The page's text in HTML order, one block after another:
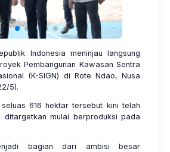
Indonesia meninjau langsung
Pembangunan Kawasan Sentra
(K-SIGN) di Rote Ndao, Nusa
5).
616 hektar tersebut kini telah
ditargetkan mulai berproduksi pada
bagian dari ambisi besar